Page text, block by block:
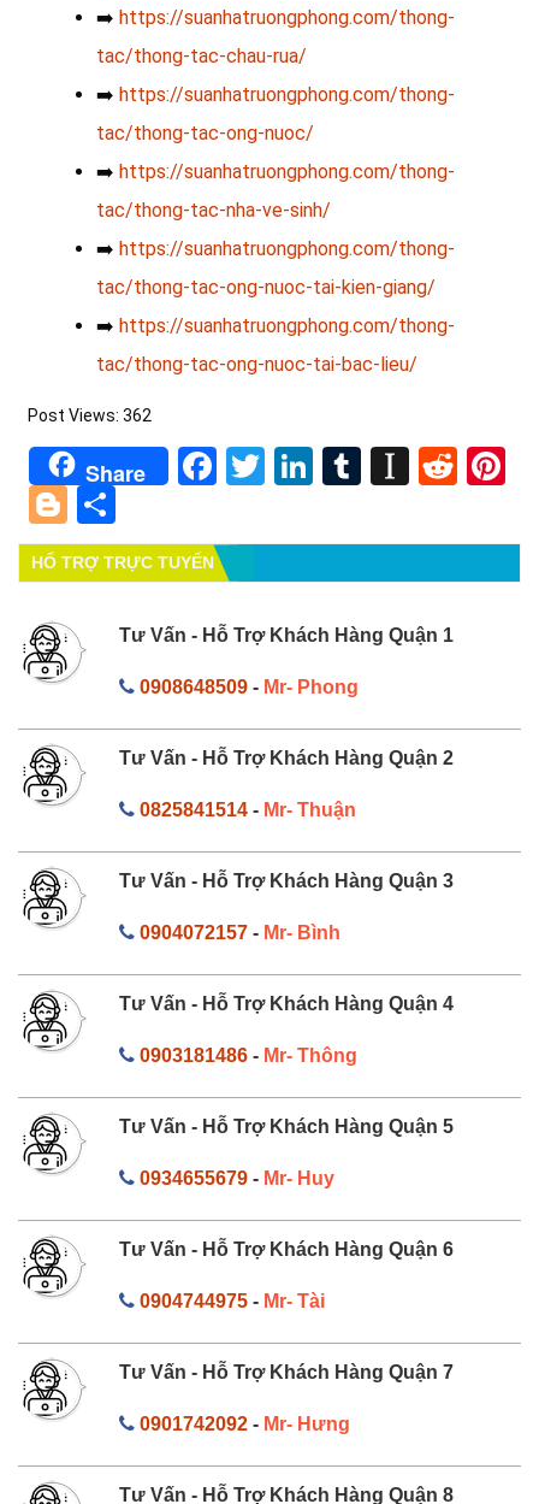
➡️ https://suanhatruongphong.com/thong-
tac/thong-tac-chau-rua/
➡️ https://suanhatruongphong.com/thong-
tac/thong-tac-ong-nuoc/
➡️ https://suanhatruongphong.com/thong-
tac/thong-tac-nha-ve-sinh/
➡️ https://suanhatruongphong.com/thong-
tac/thong-tac-ong-nuoc-tai-kien-giang/
➡️ https://suanhatruongphong.com/thong-
tac/thong-tac-ong-nuoc-tai-bac-lieu/
Post Views: 362
Share Facebook
TwitterLinkedIn
Tumblr
Blogger
HỔ TRỢ TRỰC TUYẾN
Tư Vấn - Hỗ Trợ Khách Hàng Quận 1
0908648509- Mr- Phong
Tư Vấn - Hỗ Trợ Khách Hàng Quận 2
0825841514- Mr- Thuận
Tư Vấn - Hỗ Trợ Khách Hàng Quận 3
0904072157- Mr- Bình
Tư Vấn - Hỗ Trợ Khách Hàng Quận 4
0903181486- Mr- Thông
Tư Vấn - Hỗ Trợ Khách Hàng Quận 5
0934655679- Mr- Huy
Tư Vấn - Hỗ Trợ Khách Hàng Quận 6
0904744975- Mr- Tài
Tư Vấn - Hỗ Trợ Khách Hàng Quận 7
0901742092- Mr- Hưng
Tư Vấn - Hỗ Trợ Khách Hàng Quận 8